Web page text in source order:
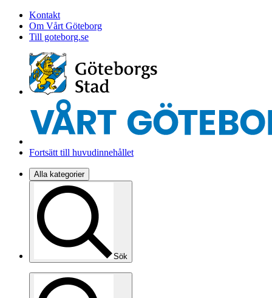
Kontakt
Om Vårt Göteborg
Till goteborg.se
Fortsätt till huvudinnehållet
Alla kategorier
Sök